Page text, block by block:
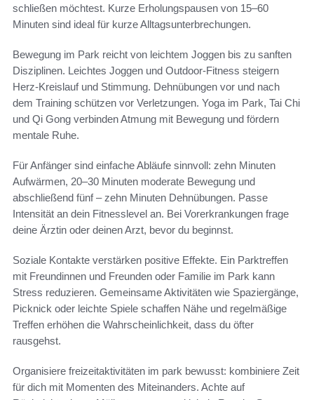
schließen möchtest. Kurze Erholungspausen von 15–60
Minuten sind ideal für kurze Alltagsunterbrechungen.
Bewegung im Park reicht von leichtem Joggen bis zu sanften
Disziplinen. Leichtes Joggen und Outdoor-Fitness steigern
Herz-Kreislauf und Stimmung. Dehnübungen vor und nach
dem Training schützen vor Verletzungen. Yoga im Park, Tai Chi
und Qi Gong verbinden Atmung mit Bewegung und fördern
mentale Ruhe.
Für Anfänger sind einfache Abläufe sinnvoll: zehn Minuten
Aufwärmen, 20–30 Minuten moderate Bewegung und
abschließend fünf – zehn Minuten Dehnübungen. Passe
Intensität an dein Fitnesslevel an. Bei Vorerkrankungen frage
deine Ärztin oder deinen Arzt, bevor du beginnst.
Soziale Kontakte verstärken positive Effekte. Ein Parktreffen
mit Freundinnen und Freunden oder Familie im Park kann
Stress reduzieren. Gemeinsame Aktivitäten wie Spaziergänge,
Picknick oder leichte Spiele schaffen Nähe und regelmäßige
Treffen erhöhen die Wahrscheinlichkeit, dass du öfter
rausgehst.
Organisiere freizeitaktivitäten im park bewusst: kombiniere Zeit
für dich mit Momenten des Miteinanders. Achte auf